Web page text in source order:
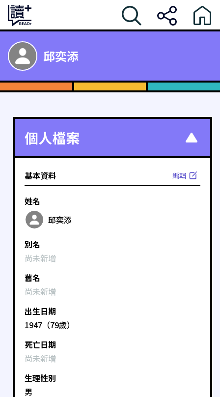
邱奕添
個人檔案
基本資料 編輯
姓名
邱奕添
別名
尚未新增
舊名
尚未新增
出生日期
1947（79歲）
死亡日期
尚未新增
生理性別
男